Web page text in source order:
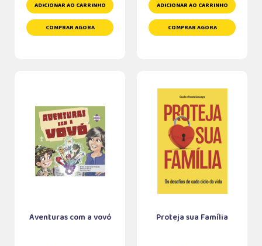
ADICIONAR AO CARRINHO
COMPRAR AGORA
ADICIONAR AO CARRINHO
COMPRAR AGORA
Aventuras com a vovó Proteja sua Família